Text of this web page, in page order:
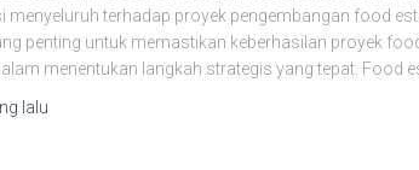
menyeluruh terhadap proyek pengembangan food
penting untuk memastikan keberhasilan proyek
menentukan langkah strategis yang tepat. Food
lalu